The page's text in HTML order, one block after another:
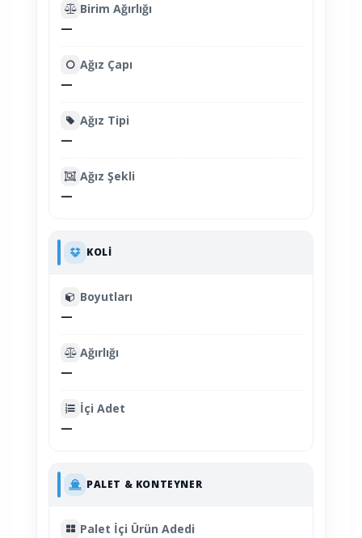
Birim Ağırlığı
—
Ağız Çapı
—
Ağız Tipi
—
Ağız Şekli
—
KOLI
Boyutları
—
Ağırlığı
—
İçi Adet
—
PALET & KONTEYNER
Palet İçi Ürün Adedi